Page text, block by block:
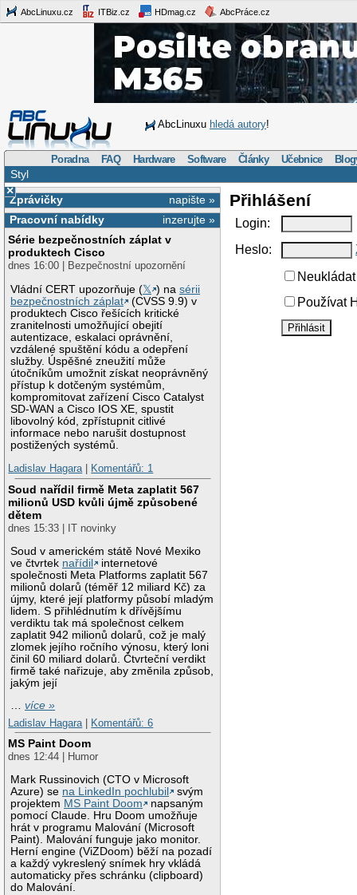
AbcLinuxu.cz ITBiz.cz HDmag.cz AbcPráce.cz
AbcLinuxu hledá autory!
Poradna FAQ Hardware Software Články Učebnice
Styl
×
napište »
Zprávičky
inzerujte »
Pracovní nabídky
Série bezpečnostních záplat v
produktech Cisco
dnes 16:00 | Bezpečnostní upozornění
Vládní CERT upozorňuje (𝕏 ) nasérii
bezpečnostních záplat
(CVSS 9.9) v
produktech Cisco řešících kritické
zranitelnosti umožňující obejití
autentizace, eskalaci oprávnění,
vzdálené spuštění kódu a odepření
služby. Úspěšné zneužití může
útočníkům umožnit získat neoprávněný
přístup k dotčeným systémům,
kompromitovat zařízení Cisco Catalyst
SD-WAN a Cisco IOS XE, spustit
libovolný kód, zpřístupnit citlivé
informace nebo narušit dostupnost
postižených systémů.
Ladislav Hagara| Komentářů: 1
Soud nařídil firmě Meta zaplatit 567
milionů USD kvůli újmě způsobené
dětem
dnes 15:33 | IT novinky
Soud v americkém státě Nové Mexiko
ve čtvrtek nařídil
internetové
společnosti Meta Platforms zaplatit 567
milionů dolarů (téměř 12 miliard Kč) za
újmy, které její platformy působí mladým
lidem. S přihlédnutím k dřívějšímu
verdiktu tak má společnost celkem
zaplatit 942 milionů dolarů, což je malý
zlomek jejího ročního výnosu, který loni
činil 60 miliard dolarů. Čtvrteční verdikt
firmě také nařizuje, aby změnila způsob,
jakým její
…více »
Ladislav Hagara
Komentářů: 6
MS Paint Doom
dnes 12:44 | Humor
Mark Russinovich (CTO v Microsoft
Azure) se na LinkedIn pochlubil
svým
projektem MS Paint Doom
napsaným
pomocí Claude. Hru Doom umožňuje
hrát v programu Malování (Microsoft
Paint). Malování funguje jako monitor.
Herní engine (ViZDoom) běží na pozadí
a každý vykreslený snímek hry vkládá
automaticky přes schránku (clipboard)
do Malování.
Přihlášení
Login:
Heslo:
Používat